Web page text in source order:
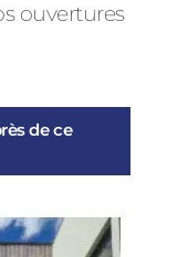
ouvertures
de ce